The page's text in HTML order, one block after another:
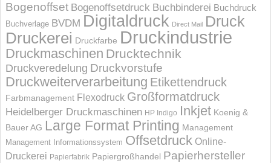
Bogenoffset Bogenoffsetdruck Buchbinderei Buchdruck
Buchverlage BVDM Digitaldruck Direct Mail Druck
Druckerei Druckfarbe Druckindustrie
Druckmaschinen Drucktechnik
Druckveredelung Druckvorstufe
Druckweiterverarbeitung Etikettendruck
Farbmanagement Flexodruck Großformatdruck
Heidelberger Druckmaschinen HP Indigo Inkjet Koenig &
Bauer AG Large Format Printing Management
Management Informations­system Offsetdruck Online-
Druckerei Papierfabrik Papiergroßhandel Papierhersteller